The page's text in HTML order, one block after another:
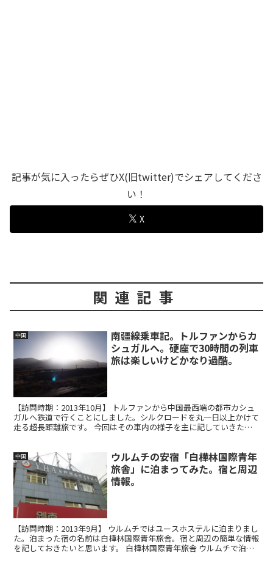
記事が気に入ったらぜひX(旧twitter)でシェアしてくださ
い！
X
関連記事
中国
南疆線乗車記。トルファンからカ
シュガルへ。硬座で30時間の列車
旅は楽しいけどかなり過酷。
【訪問時期：2013年10月】 トルファンから中国最西端の都市カシュ
ガルへ鉄道で行くことにしました。シルクロードを丸一日以上かけて
走る超長距離旅です。 今回はその車内の様子を主に記していきたい
中国
ウルムチの安宿「白樺林国際青年
旅舎」に泊まってみた。宿と周辺
情報。
【訪問時期：2013年9月】 ウルムチではユースホステルに泊まりまし
た。泊まった宿の名前は白樺林国際青年旅舎。宿と周辺の簡単な情報
を記しておきたいと思います。 白樺林国際青年旅舎 ウルムチで泊ま